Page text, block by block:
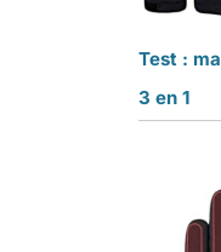
Test :
3 en 1